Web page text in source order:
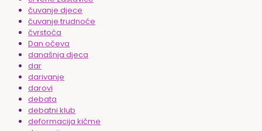
čuvanje djece
čuvanje trudnoće
čvrstoća
Dan očeva
današnja djeca
dar
darivanje
darovi
debata
debatni klub
deformacija kičme